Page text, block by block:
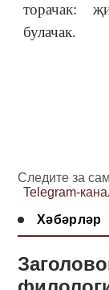
торачак:
булачак.
Следите за
Telegram-
Хәбәрләр